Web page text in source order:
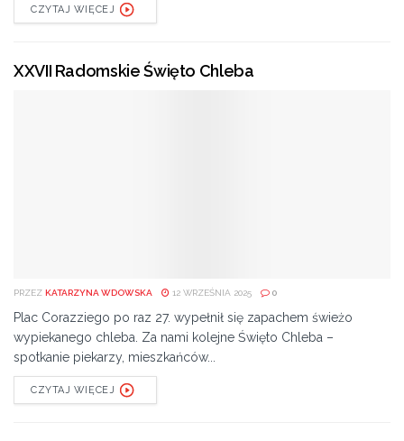
CZYTAJ WIĘCEJ
XXVII Radomskie Święto Chleba
PRZEZ KATARZYNA WDOWSKA 12 WRZEŚNIA 2025 0
Plac Corazziego po raz 27. wypełnił się zapachem świeżo
wypiekanego chleba. Za nami kolejne Święto Chleba –
spotkanie piekarzy, mieszkańców...
CZYTAJ WIĘCEJ